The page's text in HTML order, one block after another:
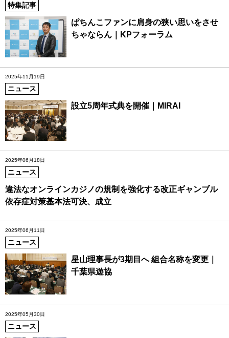
特集記事
ぱちんこファンに肩身の狭い思いをさせ
ちゃならん｜KPフォーラム
2025年11月19日
ニュース
設立5周年式典を開催｜MIRAI
2025年06月18日
ニュース
違法なオンラインカジノの規制を強化する改正ギャンブル
依存症対策基本法可決、成立
2025年06月11日
ニュース
星山理事長が3期目へ 組合名称を変更｜
千葉県遊協
2025年05月30日
ニュース